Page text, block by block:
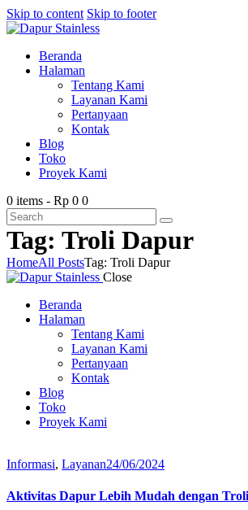
Skip to content Skip to footer
Beranda
Halaman
Tentang Kami
Layanan Kami
Pertanyaan
Kontak
Blog
Toko
Proyek Kami
0 items - Rp 0 0
Tag: Troli Dapur
HomeAll PostsTag: Troli Dapur
Close
Beranda
Halaman
Tentang Kami
Layanan Kami
Pertanyaan
Kontak
Blog
Toko
Proyek Kami
Informasi, Layanan24/06/2024
Aktivitas Dapur Lebih Mudah dengan Troli